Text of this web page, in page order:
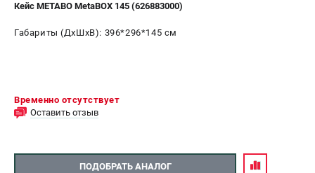
Кейс METABO MetaBOX 145 (626883000)
Габариты (ДхШхВ): 396*296*145 см
Временно отсутствует
Оставить отзыв
ПОДОБРАТЬ АНАЛОГ